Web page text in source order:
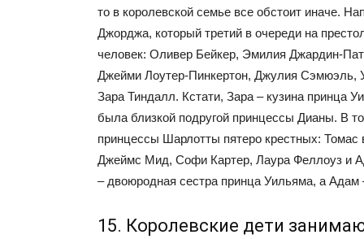
то в королевской семье все обстоит иначе.
Джорджа, который третий в очереди на
человек: Оливер Бейкер, Эмилия Джардин-
Джейми Лоутер-Пинкертон, Джулия Сэмюэль,
Зара Тиндалл. Кстати, Зара – кузина принца
была близкой подругой принцессы Дианы. В
принцессы Шарлотты пятеро крестных: Томас
Джеймс Мид, Софи Картер, Лаура Феллоуз и
– двоюродная сестра принца Уильяма, а Адам
15. Королевские дети